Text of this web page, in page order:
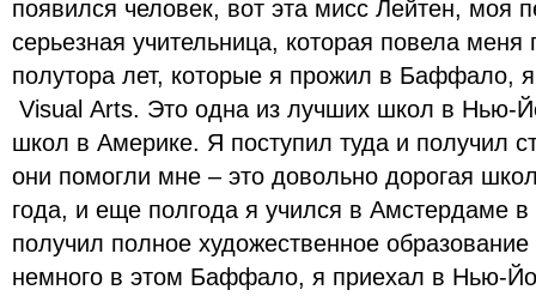
появился человек, вот эта мисс Лейтен, моя
серьезная учительница, которая повела
полутора лет, которые я прожил в Баффало,
Visual Аrts. Это одна из лучших школ в Нью-
школ в Америке. Я поступил туда и получил
они помогли мне – это довольно дорогая
года, и еще полгода я учился в Амстердаме
получил полное художественное
немного в этом Баффало, я приехал в Нью-